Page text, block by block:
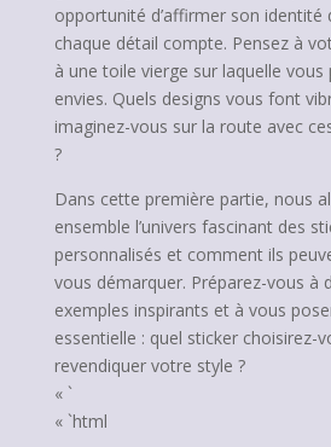
opportunité d’affirmer son identité
chaque détail compte. Pensez à
à une toile vierge sur laquelle
envies. Quels designs vous font
imaginez-vous sur la route avec
?
Dans cette première partie, nous
ensemble l’univers fascinant des
personnalisés et comment ils
vous démarquer. Préparez-vous à
exemples inspirants et à vous
essentielle : quel sticker choisirez-
revendiquer votre style ?
« `
« `html